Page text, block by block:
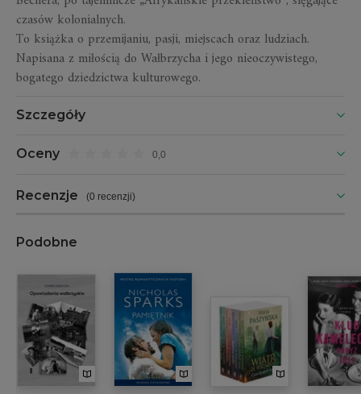
czasów kolonialnych.
To książka o przemijaniu, pasji, miejscach oraz ludziach.
Napisana z miłością do Wałbrzycha i jego nieoczywistego,
bogatego dziedzictwa kulturowego.
Szczegóły
Oceny 0,0
Recenzje (0 recenzji)
Podobne